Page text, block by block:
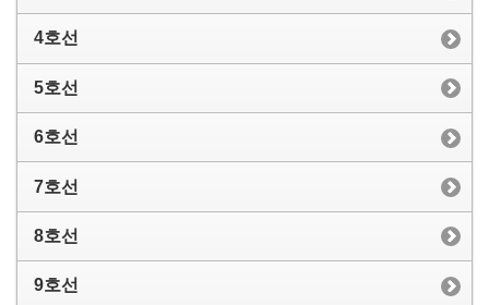
4호선
5호선
6호선
7호선
8호선
9호선